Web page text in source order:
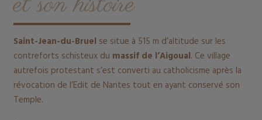
Saint-Jean-du-Bruel se situe à 515 m d’altitude sur les
contreforts schisteux du massif de l’Aigoual. Ce village
autrefois protestant s’est converti au catholicisme après la
révocation de l’Edit de Nantes tout en ayant conservé son
Temple.